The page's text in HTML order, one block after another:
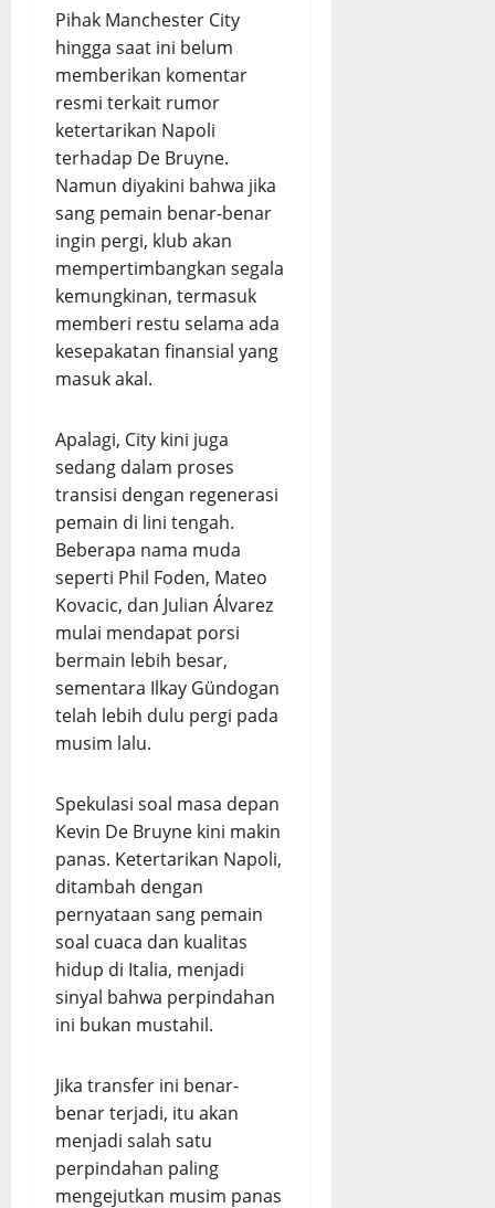
Pihak Manchester City
hingga saat ini belum
memberikan komentar
resmi terkait rumor
ketertarikan Napoli
terhadap De Bruyne.
Namun diyakini bahwa jika
sang pemain benar-benar
ingin pergi, klub akan
mempertimbangkan segala
kemungkinan, termasuk
memberi restu selama ada
kesepakatan finansial yang
masuk akal.
Apalagi, City kini juga
sedang dalam proses
transisi dengan regenerasi
pemain di lini tengah.
Beberapa nama muda
seperti Phil Foden, Mateo
Kovacic, dan Julian Álvarez
mulai mendapat porsi
bermain lebih besar,
sementara Ilkay Gündogan
telah lebih dulu pergi pada
musim lalu.
Spekulasi soal masa depan
Kevin De Bruyne kini makin
panas. Ketertarikan Napoli,
ditambah dengan
pernyataan sang pemain
soal cuaca dan kualitas
hidup di Italia, menjadi
sinyal bahwa perpindahan
ini bukan mustahil.
Jika transfer ini benar-
benar terjadi, itu akan
menjadi salah satu
perpindahan paling
mengejutkan musim panas